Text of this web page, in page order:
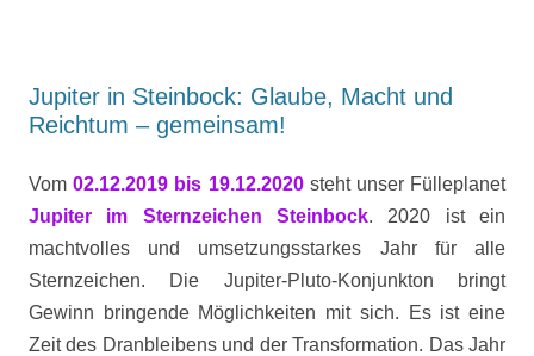
Jupiter in Steinbock: Glaube, Macht und
Reichtum – gemeinsam!
Vom02.12.2019 bis 19.12.2020steht unser Fülleplanet
Jupiter im Sternzeichen Steinbock. 2020 ist ein
machtvolles und umsetzungsstarkes Jahr für alle
Sternzeichen. Die Jupiter-Pluto-Konjunkton bringt
Gewinn bringende Möglichkeiten mit sich. Es ist eine
Zeit des Dranbleibens und der Transformation. Das Jahr